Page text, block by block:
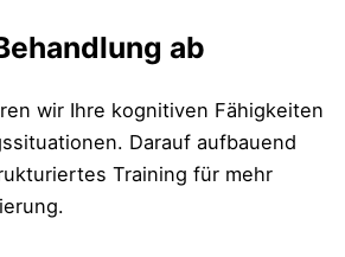
ab
wir Ihre kognitiven Fähigkeiten
Darauf aufbauend
Training für mehr